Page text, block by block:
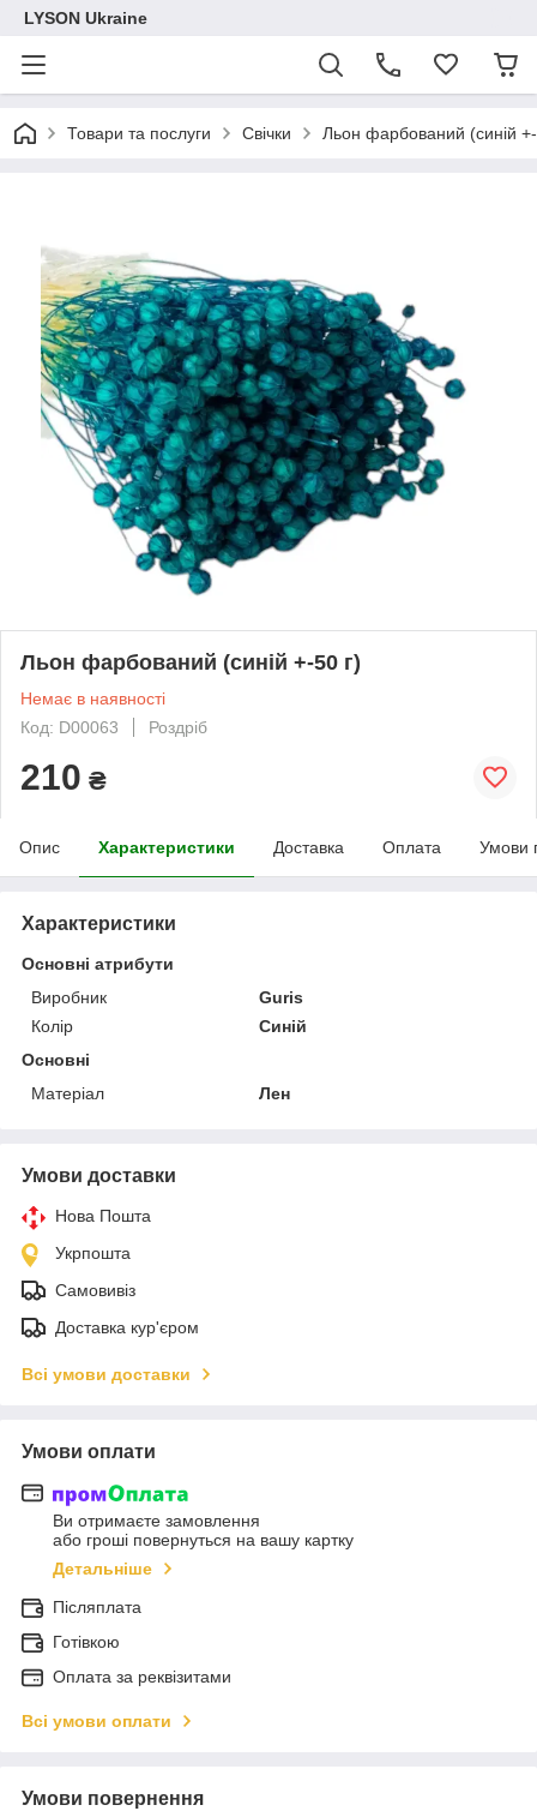
LYSON Ukraine
Товари та послуги Свічки Льон фарбований (синій
Льон фарбований (синій +-50 г)
Немає в наявності
Код: D00063
Роздріб
210 ₴
Опис Характеристики Доставка Оплата Умови
Характеристики
Основні атрибути
Виробник
Guris
Колір
Синій
Основні
Матеріал
Лен
Умови доставки
Нова Пошта
Укрпошта
Самовивіз
Доставка кур'єром
Всі умови доставки
Умови оплати
Ви отримаєте замовлення
або гроші повернуться на вашу картку
Детальніше
Післяплата
Готівкою
Оплата за реквізитами
Всі умови оплати
Умови повернення